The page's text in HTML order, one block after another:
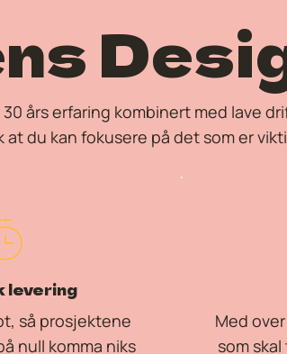
års erfaring kombinert med lave
at du kan fokusere på det som er
levering
så prosjektene
null komma niks
Med
som